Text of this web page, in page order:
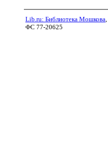
Lib.ru: Библиотека Мошкова
ФС 77-20625